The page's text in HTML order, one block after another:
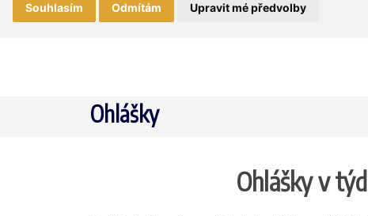
Souhlasím Odmítám Upravit mé předvolby
Ohlášky
Ohlášky v